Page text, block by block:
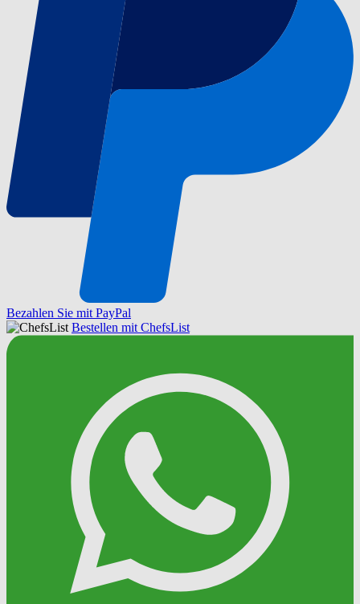
Bezahlen Sie mit PayPal
Bestellen mit ChefsList